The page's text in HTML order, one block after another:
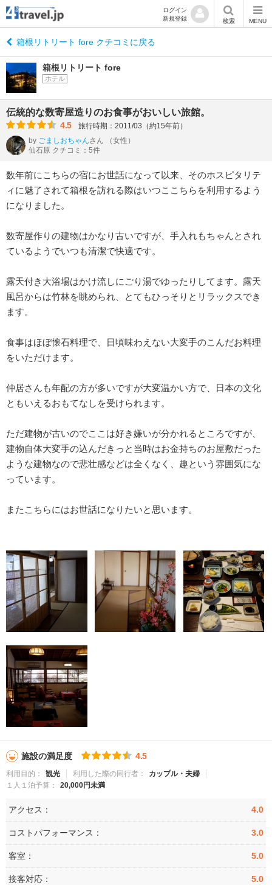
ログイン
新規登録
検索 MENU
箱根リトリート fore クチコミに戻る
箱根リトリート fore
ホテル
伝統的な数寄屋造りのお食事がおいしい旅館。
4.5
旅行時期：2011/03（約15年前）
by ごましおちゃんさん
（女性）
仙石原 クチコミ：5件
数年前にこちらの宿にお世話になって以来、そのホスピタリテ
ィに魅了されて箱根を訪れる際はいつここちらを利用するよう
になりました。
数寄屋作りの建物はかなり古いですが、手入れもちゃんとされ
ているようでいつも清潔で快適です。
露天付き大浴場はかけ流しにごり湯でゆったりしてます。露天
風呂からは竹林を眺められ、とてもひっそりとリラックスでき
ます。
食事はほぼ懐石料理で、日頃味わえない大変手のこんだお料理
をいただけます。
仲居さんも年配の方が多いですが大変温かい方で、日本の文化
ともいえるおもてなしを受けられます。
ただ建物が古いのでここは好き嫌いが分かれるところですが、
建物自体大変手の込んだきっと当時はお金持ちのお屋敷だった
ような建物なので悲壮感などは全くなく、趣という雰囲気にな
っています。
またこちらにはお世話になりたいと思います。
施設の満足度 4.5
利用目的： 観光 利用した際の同行者：
カップル・夫婦
１人１泊予算：
20,000円未満
アクセス： 4.0
コストパフォーマンス： 3.0
客室： 5.0
接客対応： 5.0